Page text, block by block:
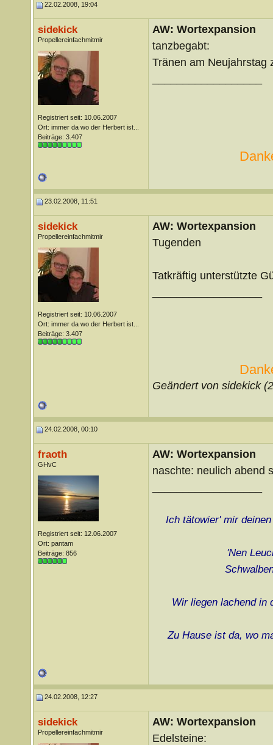
22.02.2008, 19:04
sidekick
Propellereinfachmitmir
Registriert seit: 10.06.2007
Ort: immer da wo der Herbert ist...
Beiträge: 3.407
AW: Wortexpansion
tanzbegabt:
Tränen am Neujahrstag
23.02.2008, 11:51
sidekick
Propellereinfachmitmir
Registriert seit: 10.06.2007
Ort: immer da wo der Herbert ist...
Beiträge: 3.407
AW: Wortexpansion
Tugenden
Tatkräftig unterstützte
Geändert von sidekick
24.02.2008, 00:10
fraoth
GHvC
Registriert seit: 12.06.2007
Ort: pantam
Beiträge: 856
AW: Wortexpansion
naschte: neulich abend
Ich tätowier' mir
'Nen
Wir liegen lachend in
Zu Hause ist da, wo
24.02.2008, 12:27
sidekick
Propellereinfachmitmir
AW: Wortexpansion
Edelsteine: